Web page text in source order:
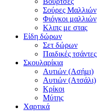
Σούρες Μαλλιών
Φιόγκοι μαλλιών
Κλιπς με στας
Είδη δώρων
Σετ δώρων
Παιδικές τσάντες
Σκουλαρίκια
Αυτιών (Ασήμι)
Αυτιών (Ατσάλι)
Κρίκοι
Μύτης
Χαρτικά